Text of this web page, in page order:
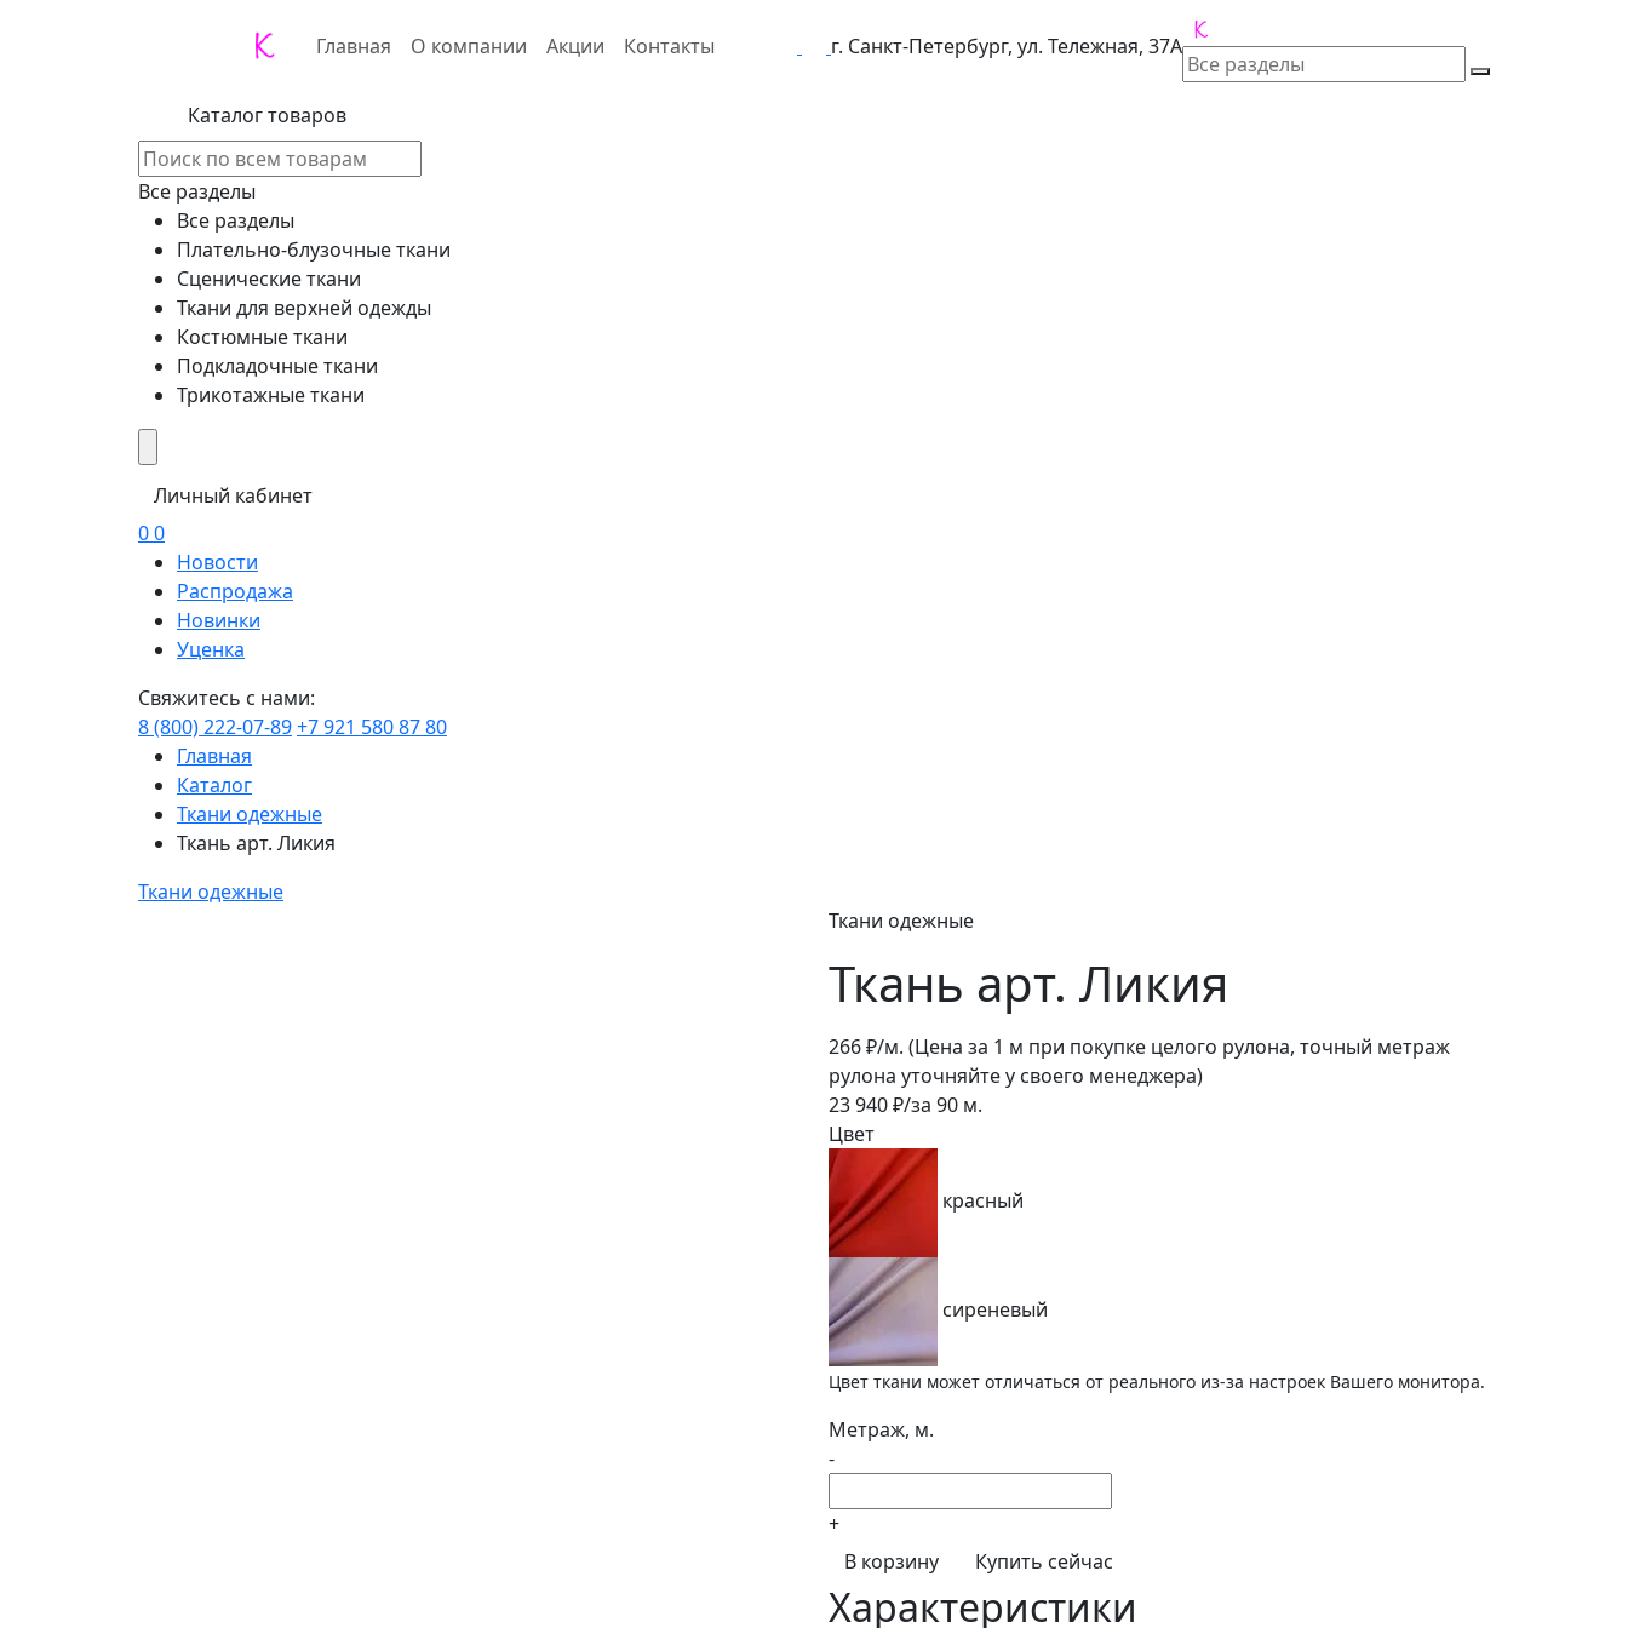
Главная О компании Акции Контакты г. Санкт-Петербург, ул. Тележная, 37А
Каталог товаров
Все разделы
Все разделы
Плательно-блузочные ткани
Сценические ткани
Ткани для верхней одежды
Костюмные ткани
Подкладочные ткани
Трикотажные ткани
Личный кабинет
00
Новости
Распродажа
Новинки
Уценка
Свяжитесь с нами:
8 (800) 222-07-89+7 921 580 87 80
Главная
Каталог
Ткани одежные
Ткань арт. Ликия
Ткани одежные
Ткани одежные
Ткань арт. Ликия
266₽/м. (Цена за 1 м при покупке целого рулона, точный метраж
рулона уточняйте у своего менеджера)
23 940₽/за 90 м.
Цвет
красный
сиреневый
Цвет ткани может отличаться от реального из-за настроек Вашего монитора.
Метраж, м.
-
+
В корзину
Купить сейчас
Характеристики